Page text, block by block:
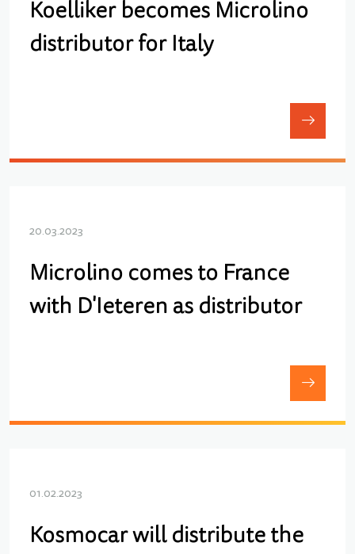
Koelliker becomes Microlino
distributor for Italy
20.03.2023
Microlino comes to France
with D'Ieteren as distributor
01.02.2023
Kosmocar will distribute the